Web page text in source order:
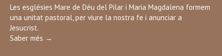
in
new
window
Les esglésies Mare de Déu del Pilar i Maria Magdalena formem
una unitat pastoral, per viure la nostra fe i anunciar a
Jesucrist.
Saber més →